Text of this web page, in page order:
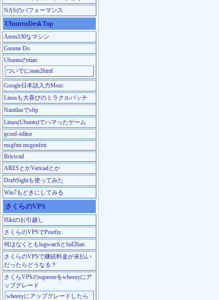
NASのパフォーマンス
UbuntuDeskTop
Atom330なマシン
Gnome Do
Ubuntuのman
ついでにman2html
Google日本語入力Mozc
Linusも大喜びのミラクルパッチ
Nautilusでsftp
Linux(Ubuntu)でハマったゲーム
gconf-editor
msgfmt msgunfmt
Bricscad
ARESとかVaricadとか
DraftSightも使ってみた
Win7もどきにしてみる
さくらのVPS
Hikiのお引越し
さくらのVPSでPostfix
何はなくともlogwatchとfail2ban
さくらのVPSで継続料金が未払い
だったらどうなる？
さくらVPSのsqueezeをwheezyにア
ップグレード
wheezyにアップグレードしたら